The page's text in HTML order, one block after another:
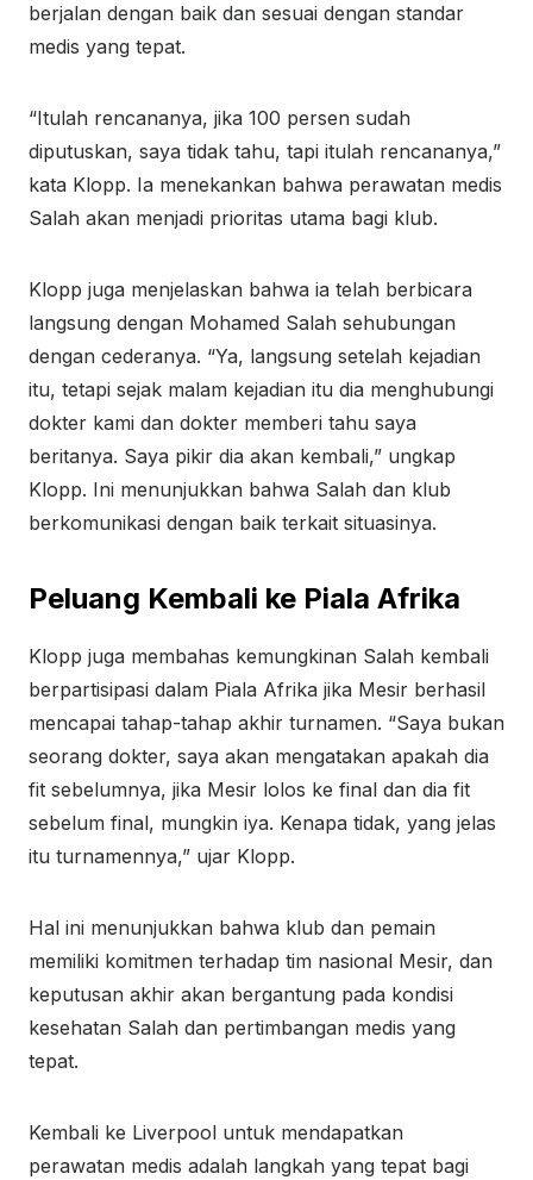
berjalan dengan baik dan sesuai dengan standar
medis yang tepat.
“Itulah rencananya, jika 100 persen sudah
diputuskan, saya tidak tahu, tapi itulah rencananya,”
kata Klopp. Ia menekankan bahwa perawatan medis
Salah akan menjadi prioritas utama bagi klub.
Klopp juga menjelaskan bahwa ia telah berbicara
langsung dengan Mohamed Salah sehubungan
dengan cederanya. “Ya, langsung setelah kejadian
itu, tetapi sejak malam kejadian itu dia menghubungi
dokter kami dan dokter memberi tahu saya
beritanya. Saya pikir dia akan kembali,” ungkap
Klopp. Ini menunjukkan bahwa Salah dan klub
berkomunikasi dengan baik terkait situasinya.
Peluang Kembali ke Piala Afrika
Klopp juga membahas kemungkinan Salah kembali
berpartisipasi dalam Piala Afrika jika Mesir berhasil
mencapai tahap-tahap akhir turnamen. “Saya bukan
seorang dokter, saya akan mengatakan apakah dia
fit sebelumnya, jika Mesir lolos ke final dan dia fit
sebelum final, mungkin iya. Kenapa tidak, yang jelas
itu turnamennya,” ujar Klopp.
Hal ini menunjukkan bahwa klub dan pemain
memiliki komitmen terhadap tim nasional Mesir, dan
keputusan akhir akan bergantung pada kondisi
kesehatan Salah dan pertimbangan medis yang
tepat.
Kembali ke Liverpool untuk mendapatkan
perawatan medis adalah langkah yang tepat bagi